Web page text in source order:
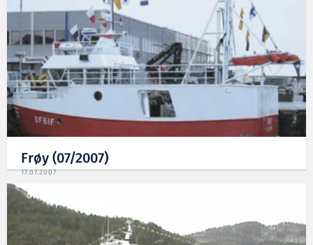
Frøy (07/2007)
17.07.2007